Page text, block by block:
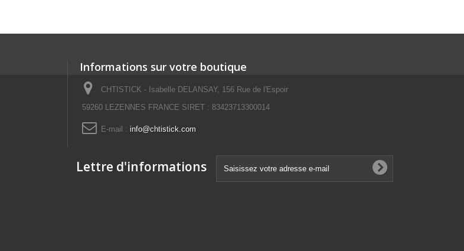
Informations sur votre boutique
CHTISTICK - Isabelle DELANSAY, 156 Rue de l'Espoir
59260 LEZENNES FRANCE SIRET : 83423713300014
E-mail : info@chtistick.com
Lettre d'informations